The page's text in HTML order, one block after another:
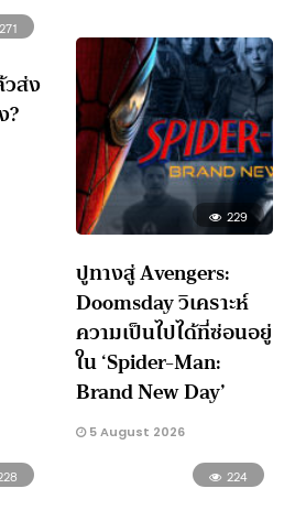
271
ส่ง
?
229
ปูทางสู่ Avengers:
Doomsday วิเคราะห์
ความเป็นไปได้ที่ซ่อนอยู่
ใน ‘Spider-Man:
Brand New Day’
5 August 2026
224